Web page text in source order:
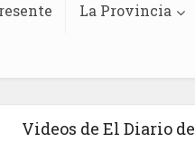
La Provincia
Videos de El Diario de